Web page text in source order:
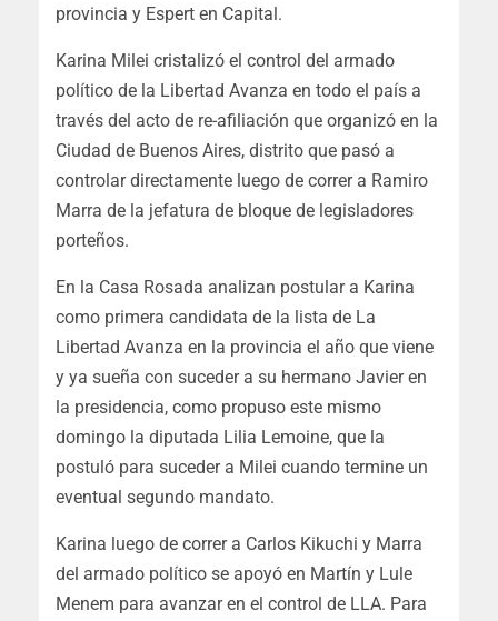
provincia y Espert en Capital.
Karina Milei cristalizó el control del armado
político de la Libertad Avanza en todo el país a
través del acto de re-afiliación que organizó en la
Ciudad de Buenos Aires, distrito que pasó a
controlar directamente luego de correr a Ramiro
Marra de la jefatura de bloque de legisladores
porteños.
En la Casa Rosada analizan postular a Karina
como primera candidata de la lista de La
Libertad Avanza en la provincia el año que viene
y ya sueña con suceder a su hermano Javier en
la presidencia, como propuso este mismo
domingo la diputada Lilia Lemoine, que la
postuló para suceder a Milei cuando termine un
eventual segundo mandato.
Karina luego de correr a Carlos Kikuchi y Marra
del armado político se apoyó en Martín y Lule
Menem para avanzar en el control de LLA. Para